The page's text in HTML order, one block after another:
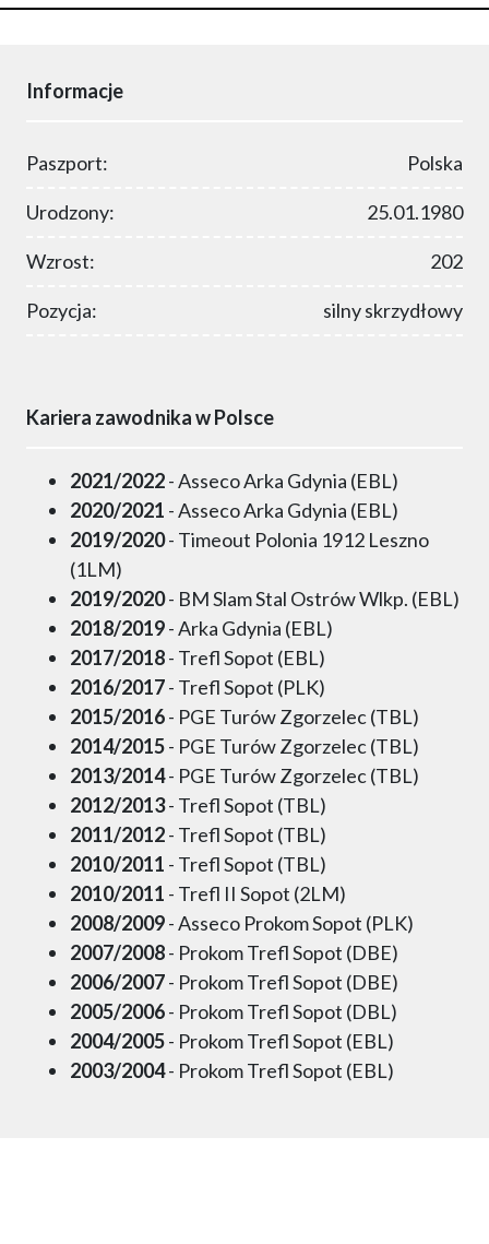
Informacje
Paszport: Polska
Urodzony: 25.01.1980
Wzrost: 202
Pozycja: silny skrzydłowy
Kariera zawodnika w Polsce
2021/2022- Asseco Arka Gdynia (EBL)
2020/2021 - Asseco Arka Gdynia (EBL)
2019/2020- Timeout Polonia 1912 Leszno
(1LM)
2019/2020- BM Slam Stal Ostrów Wlkp. (EBL)
2018/2019- Arka Gdynia (EBL)
2017/2018- Trefl Sopot (EBL)
2016/2017- Trefl Sopot (PLK)
2015/2016- PGE Turów Zgorzelec (TBL)
2014/2015- PGE Turów Zgorzelec (TBL)
2013/2014- PGE Turów Zgorzelec (TBL)
2012/2013- Trefl Sopot (TBL)
2011/2012- Trefl Sopot (TBL)
2010/2011 - Trefl Sopot (TBL)
2010/2011 - Trefl II Sopot (2LM)
2008/2009- Asseco Prokom Sopot (PLK)
2007/2008- Prokom Trefl Sopot (DBE)
2006/2007- Prokom Trefl Sopot (DBE)
2005/2006- Prokom Trefl Sopot (DBL)
2004/2005- Prokom Trefl Sopot (EBL)
2003/2004- Prokom Trefl Sopot (EBL)